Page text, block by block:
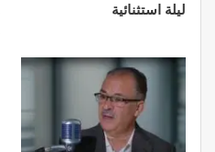
ليلة استثنائية